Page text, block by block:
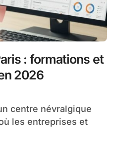
: formations et
2026
les entreprises et